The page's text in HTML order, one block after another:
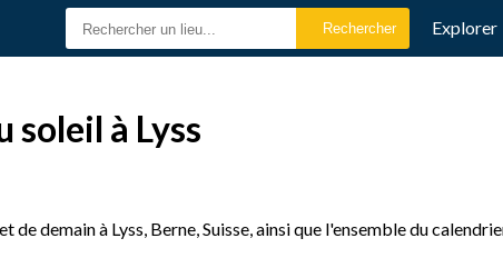
Explorer
soleil à Lyss
demain à Lyss, Berne, Suisse, ainsi que l'ensemble du